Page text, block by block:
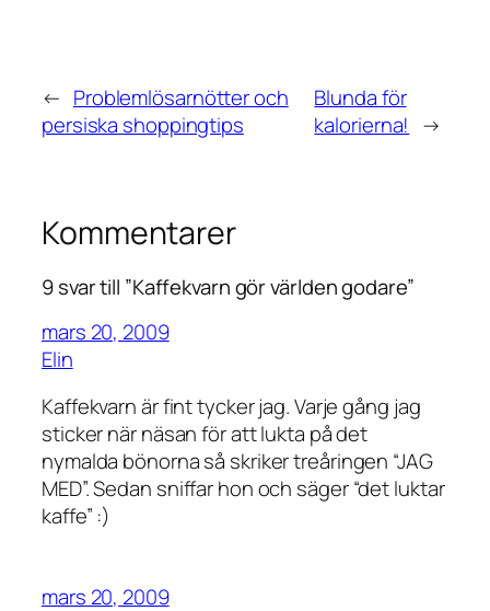
← Problemlösarnötter och
persiska shoppingtips
Blunda för
kalorierna! →
Kommentarer
9 svar till ”Kaffekvarn gör världen godare”
mars 20, 2009
Elin
Kaffekvarn är fint tycker jag. Varje gång jag
sticker när näsan för att lukta på det
nymalda bönorna så skriker treåringen “JAG
MED”. Sedan sniffar hon och säger “det luktar
kaffe” :)
mars 20, 2009